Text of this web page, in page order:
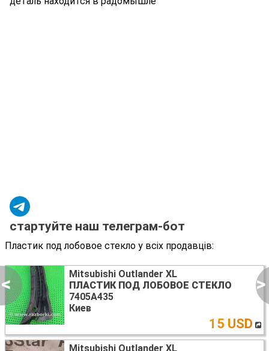
< >
стартуйте наш телеграм-бот
Пластик под лобовое стекло у всіх продавців:
Mitsubishi Outlander XL
ПЛАСТИК ПОД ЛОБОВОЕ СТЕКЛО
7405A435
Киев
15 USD
Mitsubishi Outlander XL